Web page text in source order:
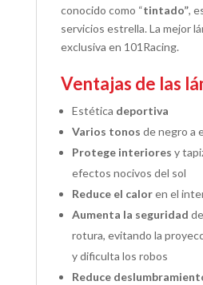
conocido como “tintado”,
servicios estrella. La mejor
exclusiva en 101Racing.
Ventajas de las
Estética deportiva
Varios tonos de negro a
Protege interiores y
efectos nocivos del sol
Reduce el caloren el
Aumenta la seguridad
rotura, evitando la
y dificulta los robos
Reduce